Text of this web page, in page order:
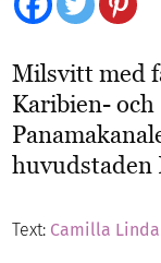
Milsvitt med fantastiska stränder på både
Karibien-
huvudstaden
Text: Camilla